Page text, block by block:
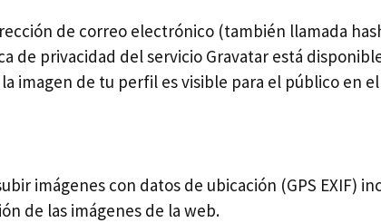
de correo electrónico (también llamada
de privacidad del servicio Gravatar está
imagen de tu perfil es visible para el público en
imágenes con datos de ubicación (GPS EXIF)
de las imágenes de la web.